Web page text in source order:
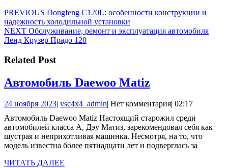
Навигация
по
записям
PREVIOUS Предыдущая
запись:
Dongfeng C120L: особенности конструкции и
надежность холодильной установки
NEXT Следующая
запись:
Обслуживание, ремонт и эксплуатация автомобиля
Ленд Крузер Прадо 120
Related Post
Автомобиль Daewoo Matiz
Matiz
24 ноября 202324
2023
vsc4x4_adminvsc4x4_admin
Нет комментария 02:17
Автомобиль Daewoo Matiz Настоящий старожил среди
автомобилей класса А, Дэу Матиз, зарекомендовал себя как
шустрая и неприхотливая машинка. Несмотря, на то, что
модель известна более пятнадцати лет и подверглась за
ЧИТАТЬ ДАЛЕЕ